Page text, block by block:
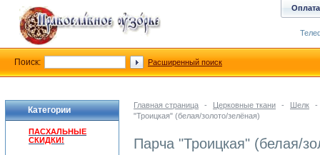
Главная страница - Церковные ткани - Шелк
-
"Троицкая" (белая/золото/зелёная)
Парча "Троицкая" (белая/
Категории
ПАСХАЛЬНЫЕ
СКИДКИ!
Оплата
Поиск: Расширенный поиск